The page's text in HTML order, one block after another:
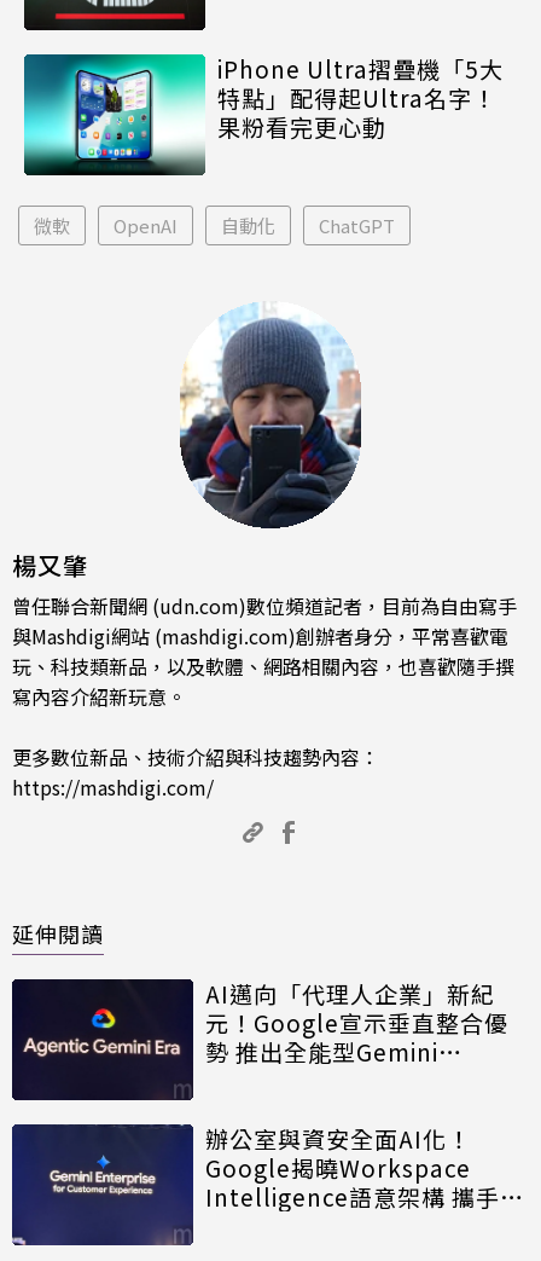
iPhone Ultra摺疊機「5大
特點」配得起Ultra名字！
果粉看完更心動
微軟 OpenAI 自動化 ChatGPT
楊又肇
曾任聯合新聞網 (udn.com)數位頻道記者，目前為自由寫手
與Mashdigi網站 (mashdigi.com)創辦者身分，平常喜歡電
玩、科技類新品，以及軟體、網路相關內容，也喜歡隨手撰
寫內容介紹新玩意。
更多數位新品、技術介紹與科技趨勢內容：
https://mashdigi.com/
延伸閱讀
AI邁向「代理人企業」新紀
元！Google宣示垂直整合優
勢 推出全能型Gemini
辦公室與資安全面AI化！
Google揭曉Workspace
Intelligence語意架構 攜手